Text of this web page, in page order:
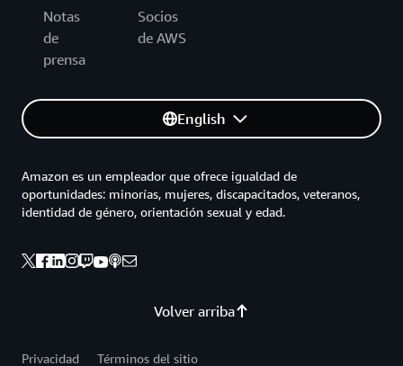
Notas
de
prensa
Socios
de AWS
English
Volver arriba
Amazon es un empleador que ofrece igualdad de
oportunidades: minorías, mujeres, discapacitados, veteranos,
identidad de género, orientación sexual y edad.
Privacidad Términos del sitio